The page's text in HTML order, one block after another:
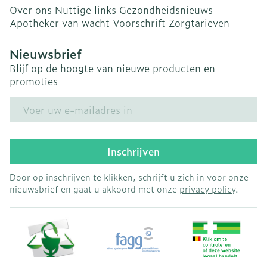
Over ons Nuttige links Gezondheidsnieuws
Apotheker van wacht Voorschrift Zorgtarieven
Nieuwsbrief
Blijf op de hoogte van nieuwe producten en
promoties
Inschrijven
Door op inschrijven te klikken, schrijft u zich in voor onze
nieuwsbrief en gaat u akkoord met onze privacy policy.